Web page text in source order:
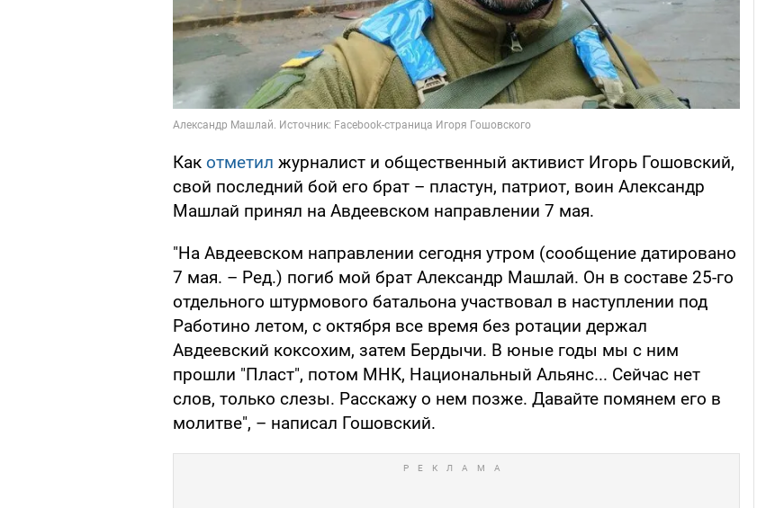
Как отметил журналист и общественный активист Игорь Гошовский,
свой последний бой его брат – пластун, патриот, воин Александр
Машлай принял на Авдеевском направлении 7 мая.
"На Авдеевском направлении сегодня утром (сообщение датировано
7 мая. – Ред.) погиб мой брат Александр Машлай. Он в составе 25-го
отдельного штурмового батальона участвовал в наступлении под
Работино летом, с октября все время без ротации держал
Авдеевский коксохим, затем Бердычи. В юные годы мы с ним
прошли "Пласт", потом МНК, Национальный Альянс... Сейчас нет
слов, только слезы. Расскажу о нем позже. Давайте помянем его в
молитве", – написал Гошовский.